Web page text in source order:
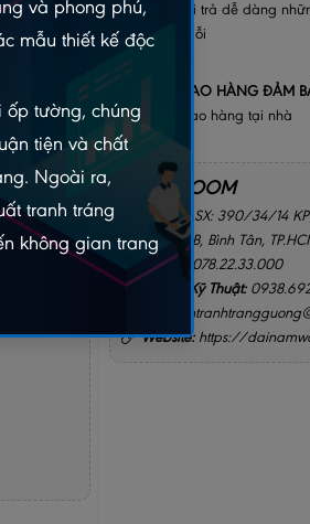
+
Đổi trả dễ dàng
bị lỗi
GIAO HÀNG ĐẢM
Giao hàng tại nhà
SHOWROOM
Địa chỉ: SX: 390/34/14
Hưng Hòa B, Bình Tân,
Hotline:
078.22.33.000
Hotline Kỹ Thuật:
Website:https://
và phong phú,
mẫu thiết kế độc
ốp tường, chúng
tiện và chất
Ngoài ra,
tranh tráng
không gian trang